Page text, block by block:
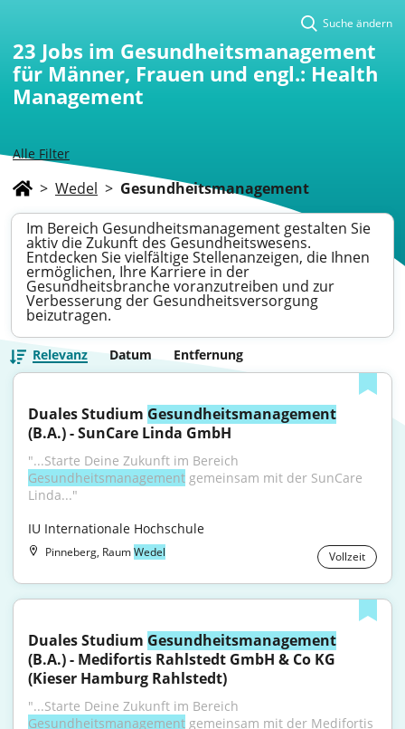
Alle Filter
Suche ändern
23 Jobs im Gesundheitsmanagement
für Männer, Frauen und engl.: Health
Management
> Wedel > Gesundheitsmanagement
Im Bereich Gesundheitsmanagement gestalten Sie
aktiv die Zukunft des Gesundheitswesens.
Entdecken Sie vielfältige Stellenanzeigen, die Ihnen
ermöglichen, Ihre Karriere in der
Gesundheitsbranche voranzutreiben und zur
Verbesserung der Gesundheitsversorgung
beizutragen.
Relevanz Datum Entfernung
Duales Studium Gesundheitsmanagement
(B.A.) - SunCare Linda GmbH
Gesundheitsmanagement gemeinsam mit der SunCare
Linda..."
IU Internationale Hochschule
Pinneberg, RaumWedel Vollzeit
Duales Studium Gesundheitsmanagement
(B.A.) - Medifortis Rahlstedt GmbH & Co KG
(Kieser Hamburg Rahlstedt)
Gesundheitsmanagement gemeinsam mit der Medifortis